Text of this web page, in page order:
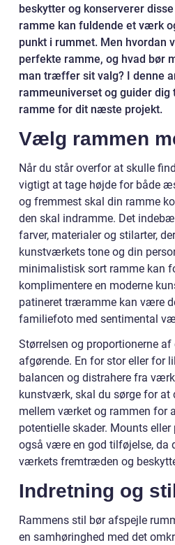
beskytter og konserverer
ramme kan fuldende et værk
punkt i rummet. Men hvordan
perfekte ramme, og hvad bør
man træffer sit valg? I denne
rammeuniverset og guider dig
ramme for dit næste projekt.
Vælg rammen
Når du står overfor at skulle
vigtigt at tage højde for både
og fremmest skal din ramme
den skal indramme. Det
farver, materialer og stilarter,
kunstværkets tone og din
minimalistisk sort ramme kan
komplimentere en moderne
patineret træramme kan være
familiefoto med sentimental
Størrelsen og proportionerne af
afgørende. En for stor eller for
balancen og distrahere fra
kunstværk, skal du sørge for at
mellem værket og rammen for
potentielle skader. Mounts
også være en god tilføjelse, da
værkets fremtræden og
Indretning og
Rammens stil bør afspejle
en samhøringhed med det